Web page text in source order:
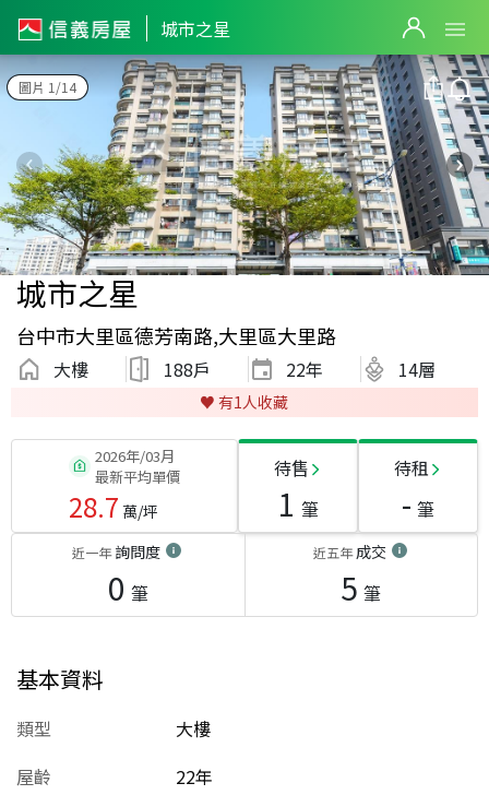
城市之星
圖片 1/14
城市之星
台中市大里區德芳南路,大里區大里路
大樓 188戶 22年 14層
♥️ 有1 人收藏
2026年/03月
最新平均單價
28.7 萬/坪
待售
1 筆
待租
- 筆
近一年詢問度
0 筆
近五年成交
5 筆
基本資料
類型
大樓
屋齡
22年